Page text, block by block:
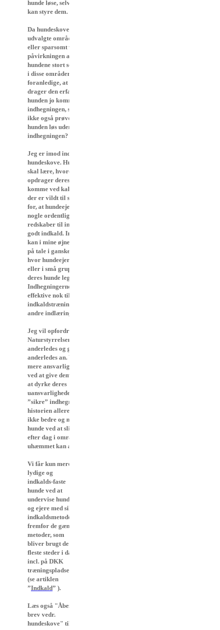
hunde løse, selvom de ikke
kan styre dem.
Da hundeskovene er specielt
udvalgte områder med intet
eller sparsomt vildt, vil
påvirkningen af vildt på
hundene stort set være lig nul
i disse områder. Dette kan/vil
foranledige, at hundeejere
drager den erfaring, at
hunden jo kommer i
indhegningen, så hvorfor så
ikke også prøve at have
hunden løs udenfor
indhegningen?
Jeg er imod indhegnede
hundeskove. Hundeejerne
skal lære, hvordan de
opdrager deres hunde til at
komme ved kald, også når
der er vildt til stede. Jeg er
for, at hundeejerne skal have
nogle ordentlige og effektive
redskaber til indlæring af et
godt indkald. Indhegninger
kan i mine øjne kun komme
på tale i ganske små områder,
hvor hundeejerne to og to
eller i små grupper kan lade
deres hunde lege uden line på.
Indhegningerne er IKKE
effektive nok til
indkaldstræning; her skal der
andre indlæringsmetoder til.
Jeg vil opfordre Skov- og
Naturstyrrelsen om at tænke
anderledes og gribe sagen
anderledes an. Vi får ikke
mere ansvarlige hundeejere
ved at give dem mulighed for
at dyrke deres
uansvarligheder i lukkede
”sikre” indhegninger. Det har
historien allerede vist. Vi får
ikke bedre og mere lydige
hunde ved at slippe dem dag
efter dag i områder, hvor de
uhæmmet kan afreagerer.
Vi får kun mere
lydige og
indkalds-faste
hunde ved at
undervise hunde
og ejere med sikre
indkaldsmetoder
fremfor de gængse
metoder, som
bliver brugt de
fleste steder i dag,
incl. på DKK
træningspladserne
(se artiklen
”Indkald” ).
Læs også "Åbent
brev vedr.
hundeskove" til